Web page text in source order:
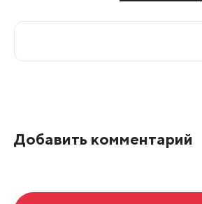
Добавить комментарий